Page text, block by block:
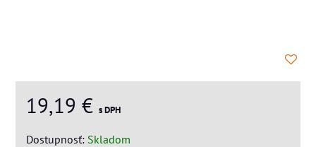
19,19 € s DPH
Dostupnosť: Skladom